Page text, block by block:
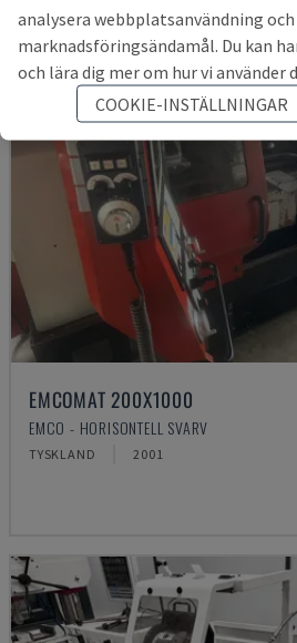
EMCOMAT 200X1000
EMCO - HORISONTELL SVARV
TYSKLAND 2001
analysera webbplatsanvändning
marknadsföringsändamål. Du kan
och lära dig mer om hur vi använder
COOKIE-INSTÄLLNINGAR